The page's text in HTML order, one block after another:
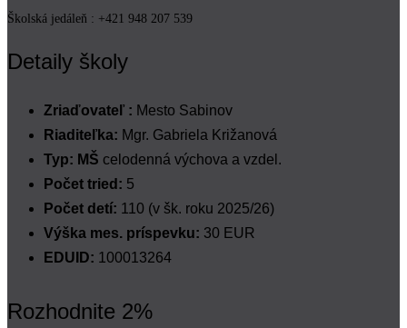
Školská jedáleň : +421 948 207 539
Detaily školy
Zriaďovateľ : Mesto Sabinov
Riaditeľka: Mgr. Gabriela Križanová
Typ: MŠ celodenná výchova a vzdel.
Počet tried: 5
Počet detí: 110 (v šk. roku 2025/26)
Výška mes. príspevku: 30 EUR
EDUID: 100013264
Rozhodnite 2%